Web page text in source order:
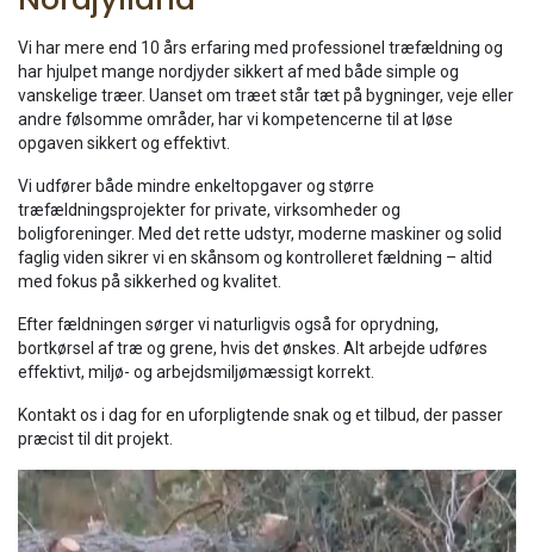
Vi har mere end 10 års erfaring med professionel træfældning og
har hjulpet mange nordjyder sikkert af med både simple og
vanskelige træer. Uanset om træet står tæt på bygninger, veje eller
andre følsomme områder, har vi kompetencerne til at løse
opgaven sikkert og effektivt.
Vi udfører både mindre enkeltopgaver og større
træfældningsprojekter for private, virksomheder og
boligforeninger. Med det rette udstyr, moderne maskiner og solid
faglig viden sikrer vi en skånsom og kontrolleret fældning – altid
med fokus på sikkerhed og kvalitet.
Efter fældningen sørger vi naturligvis også for oprydning,
bortkørsel af træ og grene, hvis det ønskes. Alt arbejde udføres
effektivt, miljø- og arbejdsmiljømæssigt korrekt.
Kontakt os i dag for en uforpligtende snak og et tilbud, der passer
præcist til dit projekt.